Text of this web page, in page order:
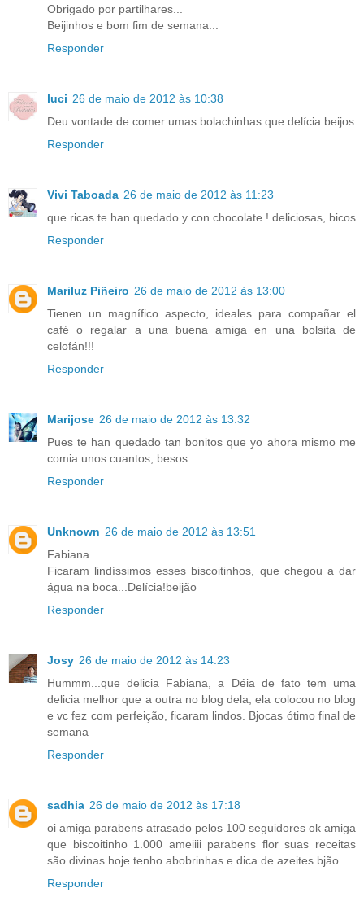
Obrigado por partilhares...
Beijinhos e bom fim de semana...
Responder
luci 26 de maio de 2012 às 10:38
Deu vontade de comer umas bolachinhas que delícia beijos
Responder
Vivi Taboada 26 de maio de 2012 às 11:23
que ricas te han quedado y con chocolate ! deliciosas, bicos
Responder
Mariluz Piñeiro 26 de maio de 2012 às 13:00
Tienen un magnífico aspecto, ideales para compañar el
café o regalar a una buena amiga en una bolsita de
celofán!!!
Responder
Marijose 26 de maio de 2012 às 13:32
Pues te han quedado tan bonitos que yo ahora mismo me
comia unos cuantos, besos
Responder
Unknown 26 de maio de 2012 às 13:51
Fabiana
Ficaram lindíssimos esses biscoitinhos, que chegou a dar
água na boca...Delícia!beijão
Responder
Josy 26 de maio de 2012 às 14:23
Hummm...que delicia Fabiana, a Déia de fato tem uma
delicia melhor que a outra no blog dela, ela colocou no blog
e vc fez com perfeição, ficaram lindos. Bjocas ótimo final de
semana
Responder
sadhia 26 de maio de 2012 às 17:18
oi amiga parabens atrasado pelos 100 seguidores ok amiga
que biscoitinho 1.000 ameiiii parabens flor suas receitas
são divinas hoje tenho abobrinhas e dica de azeites bjão
Responder